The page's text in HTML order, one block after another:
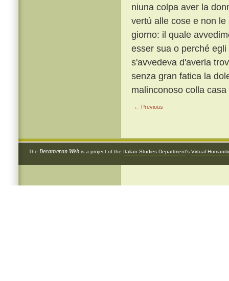
niuna colpa aver la
vertú alle cose e non
giorno: il quale
esser sua o perché
s'avvedeva d'averla
senza gran fatica la
malinconoso colla
← Previous
The Decameron Web is a project of the Italian Studies Department's Virtual